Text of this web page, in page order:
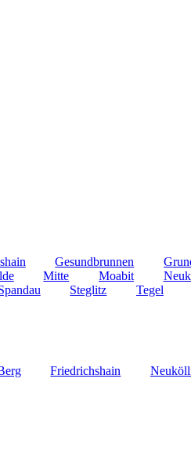
Gesundbrunnen
Mitte Moabit
Steglitz Tegel
Friedrichshain